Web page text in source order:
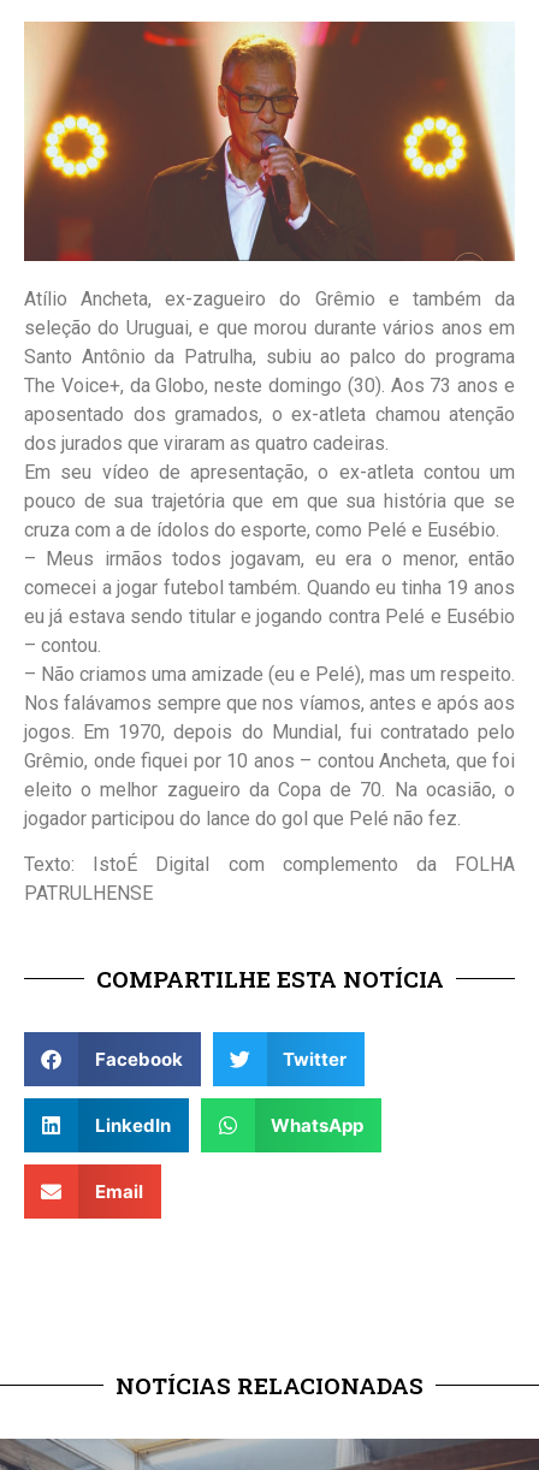
Atílio Ancheta, ex-zagueiro do Grêmio e também da
seleção do Uruguai, e que morou durante vários anos em
Santo Antônio da Patrulha, subiu ao palco do programa
The Voice+, da Globo, neste domingo (30). Aos 73 anos e
aposentado dos gramados, o ex-atleta chamou atenção
dos jurados que viraram as quatro cadeiras.
Em seu vídeo de apresentação, o ex-atleta contou um
pouco de sua trajetória que em que sua história que se
cruza com a de ídolos do esporte, como Pelé e Eusébio.
– Meus irmãos todos jogavam, eu era o menor, então
comecei a jogar futebol também. Quando eu tinha 19 anos
eu já estava sendo titular e jogando contra Pelé e Eusébio
– contou.
– Não criamos uma amizade (eu e Pelé), mas um respeito.
Nos falávamos sempre que nos víamos, antes e após aos
jogos. Em 1970, depois do Mundial, fui contratado pelo
Grêmio, onde fiquei por 10 anos – contou Ancheta, que foi
eleito o melhor zagueiro da Copa de 70. Na ocasião, o
jogador participou do lance do gol que Pelé não fez.
Texto: IstoÉ Digital com complemento da FOLHA
PATRULHENSE
COMPARTILHE ESTA NOTÍCIA
Facebook Twitter
LinkedIn WhatsApp
Email
NOTÍCIAS RELACIONADAS